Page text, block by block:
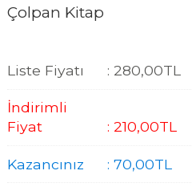
Çolpan Kitap
Liste Fiyatı : 280,00TL
İndirimli
Fiyat
: 210,00TL
Kazancınız : 70,00TL